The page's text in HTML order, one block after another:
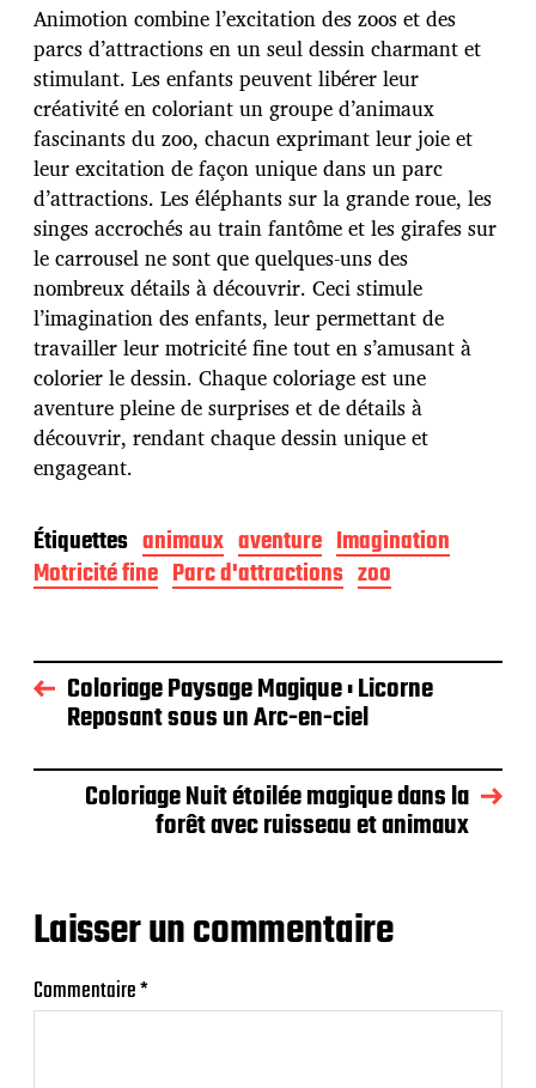
e
p
u
b
l
i
c
a
t
i
o
n
Animotion combine l’excitation des zoos et des
parcs d’attractions en un seul dessin charmant et
stimulant. Les enfants peuvent libérer leur
créativité en coloriant un groupe d’animaux
fascinants du zoo, chacun exprimant leur joie et
leur excitation de façon unique dans un parc
d’attractions. Les éléphants sur la grande roue, les
singes accrochés au train fantôme et les girafes sur
le carrousel ne sont que quelques-uns des
nombreux détails à découvrir. Ceci stimule
l’imagination des enfants, leur permettant de
travailler leur motricité fine tout en s’amusant à
colorier le dessin. Chaque coloriage est une
aventure pleine de surprises et de détails à
découvrir, rendant chaque dessin unique et
engageant.
Étiquettes animaux aventure Imagination
Motricité fine Parc d'attractions zoo
Coloriage Paysage Magique : Licorne
Reposant sous un Arc-en-ciel
Coloriage Nuit étoilée magique dans la
forêt avec ruisseau et animaux
Laisser un commentaire
Commentaire*